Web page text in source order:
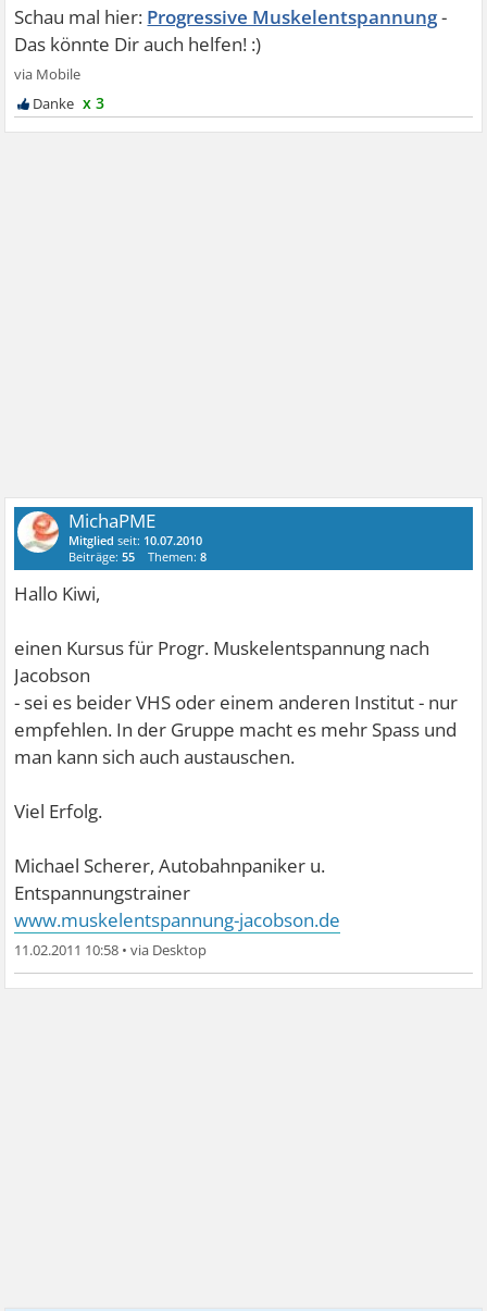
Progressive Muskelentspannung
x 3
MichaPME
Mitglied seit: 10.07.2010
Beiträge:55 Themen:8
Hallo Kiwi,
einen Kursus für Progr. Muskelentspannung nach
Jacobson
- sei es beider VHS oder einem anderen Institut - nur
empfehlen. In der Gruppe macht es mehr Spass und
man kann sich auch austauschen.
Viel Erfolg.
Michael Scherer, Autobahnpaniker u.
Entspannungstrainer
www.muskelentspannung-jacobson.de
11.02.2011 10:58 •